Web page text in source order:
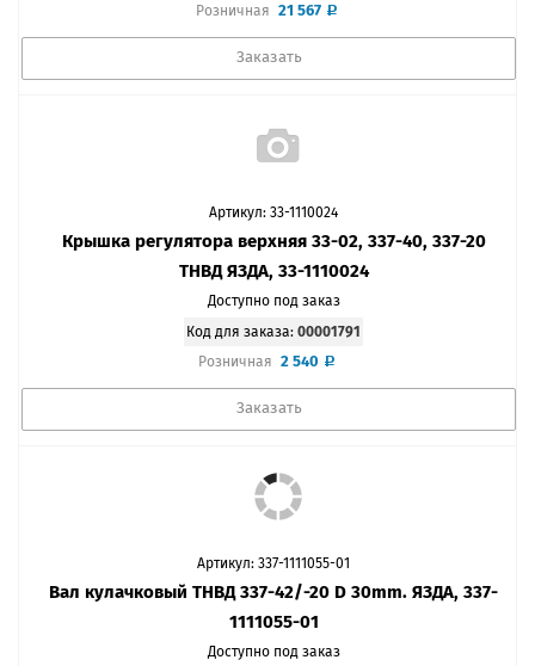
Розничная 21 567
Заказать
Артикул: 33-1110024
Крышка регулятора верхняя 33-02, 337-40, 337-20
ТНВД ЯЗДА, 33-1110024
Доступно под заказ
Код для заказа: 00001791
Розничная 2 540
Заказать
Артикул: 337-1111055-01
Вал кулачковый ТНВД 337-42/-20 D 30mm. ЯЗДА, 337-
1111055-01
Доступно под заказ